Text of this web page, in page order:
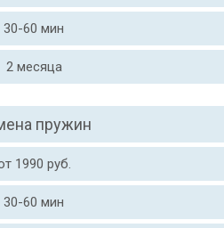
30-60 мин
2 месяца
пружин
1990 руб.
30-60 мин